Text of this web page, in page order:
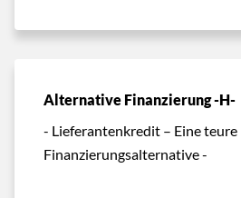
Alternative Finanzierung -H-
- Lieferantenkredit – Eine teure
Finanzierungsalternative -